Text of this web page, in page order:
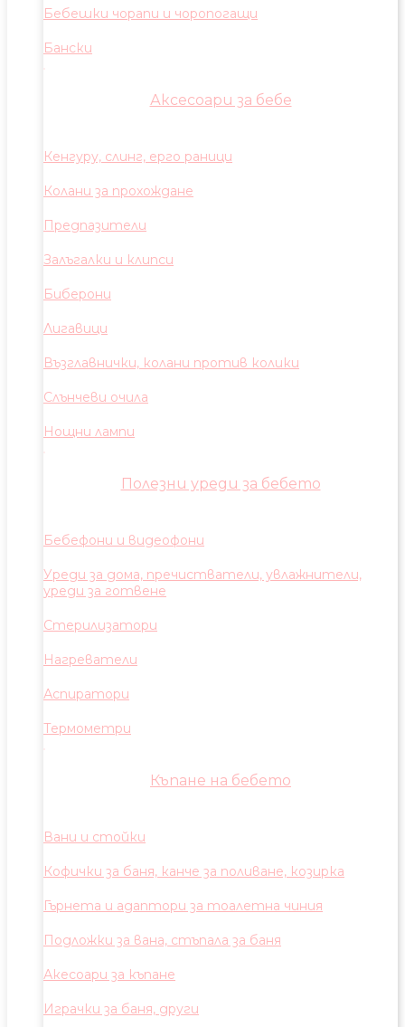
Бебешки чорапи и чоропогащи
Бански
Аксесоари за бебе
Кенгуру, слинг, ерго раници
Колани за прохождане
Предпазители
Залъгалки и клипси
Биберони
Лигавици
Възглавнички, колани против колики
Слънчеви очила
Нощни лампи
Полезни уреди за бебето
Бебефони и видеофони
Уреди за дома, пречистватели, увлажнители,
уреди за готвене
Стерилизатори
Нагреватели
Аспиратори
Термометри
Къпане на бебето
Вани и стойки
Кофички за баня, канче за поливане, козирка
Гърнета и адаптори за тоалетна чиния
Подложки за вана, стъпала за баня
Акесоари за къпане
Играчки за баня, други